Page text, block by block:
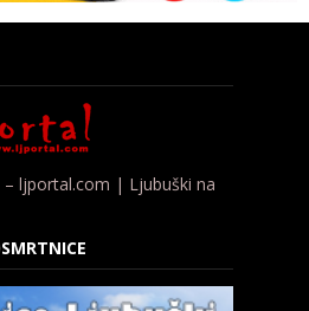
ljportal.com | Ljubuški na